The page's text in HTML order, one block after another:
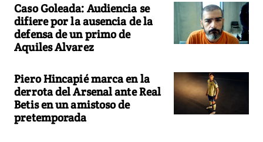
Caso Goleada: Audiencia se
difiere por la ausencia de la
defensa de un primo de
Aquiles Alvarez
Piero Hincapié marca en la
derrota del Arsenal ante Real
Betis en un amistoso de
pretemporada